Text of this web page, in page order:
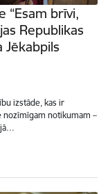
“Esam brīvi,
Republikas
Jēkabpils
izstāde, kas ir
nozīmīgam notikumam –